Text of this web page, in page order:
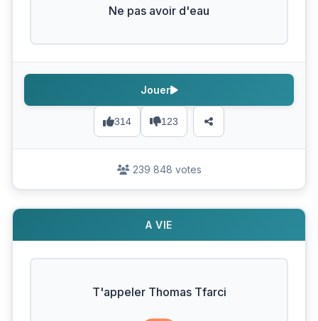
Ne pas avoir d'eau
314 123
Jouer
239 848 votes
A VIE
T'appeler Thomas Tfarci